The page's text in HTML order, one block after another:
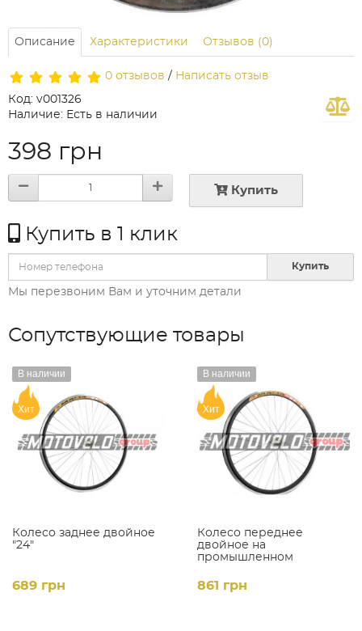
Описание Характеристики Отзывов (0)
0 отзывов / Написать отзыв
Код: v001326
Наличие: Есть в наличии
398 грн
Купить
Купить в 1 клик
Купить
Мы перезвоним Вам и уточним детали
Сопутствующие товары
Колесо заднее двойное
"24"
В наличии
Хит
689 грн
Колесо переднее
двойное на
промышленном
В наличии
Хит
861 грн